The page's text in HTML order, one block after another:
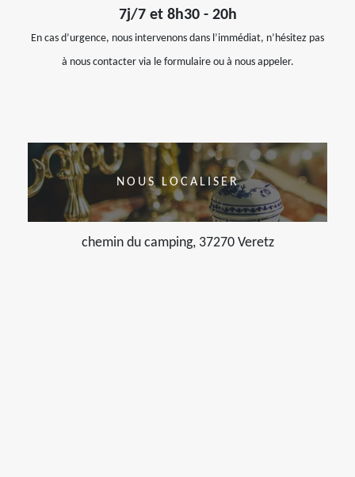
7j/7 et 8h30 - 20h
En cas d’urgence, nous intervenons dans l’immédiat, n’hésitez pas
à nous contacter via le formulaire ou à nous appeler.
NOUS LOCALISER
chemin du camping, 37270 Veretz